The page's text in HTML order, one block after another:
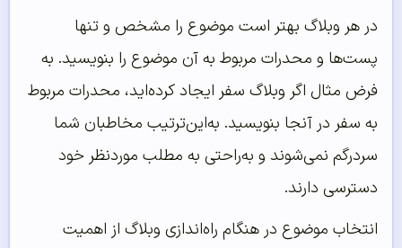
در هر وبلاگ بهتر است موضوع را مشخص و تنها
پست‌ها و محدرات مربوط به آن موضوع را بنویسید. به
فرض مثال اگر وبلاگ سفر ایجاد کرده‌اید، محدرات مربوط
به سفر در آنجا بنویسید. به‌‌‌‌‌این‌‌‌‌‌ترتیب مخاطبان شما
سردرگم نمی‌‌‌‌‌شوند و به‌راحتی به مطلب موردنظر خود
دسترسی دارند.
انتخاب موضوع در هنگام راه‌اندازی وبلاگ از اهمیت